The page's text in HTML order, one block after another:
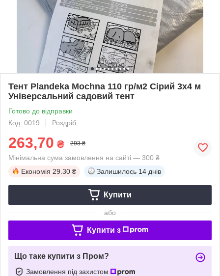
Тент Plandeka Мосhnа 110 гр/м2 Сірий 3х4 м
Універсальний садовий тент
Готово до відправки
Код: 0019
Роздріб
263,70 ₴ 293 ₴
Мінімальна сума замовлення на сайті — 300 ₴
Економія 29.30 ₴ Залишилось 14 днів
Купити
або
Купити з
Що таке купити з Пром?
Замовлення під захистом